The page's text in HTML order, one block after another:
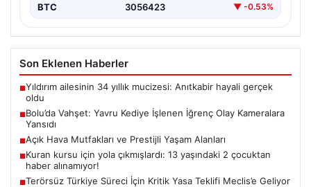
BTC 3056423 ▼ -0.53%
Son Eklenen Haberler
■Yıldırım ailesinin 34 yıllık mucizesi: Anıtkabir hayali gerçek
oldu
■Bolu’da Vahşet: Yavru Kediye İşlenen İğrenç Olay Kameralara
Yansıdı
■Açık Hava Mutfakları ve Prestijli Yaşam Alanları
■Kuran kursu için yola çıkmışlardı: 13 yaşındaki 2 çocuktan
haber alınamıyor!
■Terörsüz Türkiye Süreci İçin Kritik Yasa Teklifi Meclis’e Geliyor